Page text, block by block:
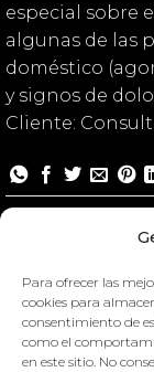
Para ofrecer las
cookies para
consentimiento de
como el
en este sitio. No
especial sobre
algunas de las
doméstico
y signos de
Cliente:
Conducta